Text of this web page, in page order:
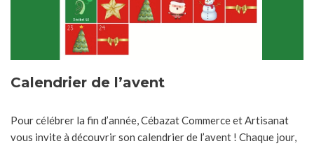
Calendrier de l’avent
Pour célébrer la fin d’année, Cébazat Commerce et Artisanat
vous invite à découvrir son calendrier de l’avent ! Chaque jour,